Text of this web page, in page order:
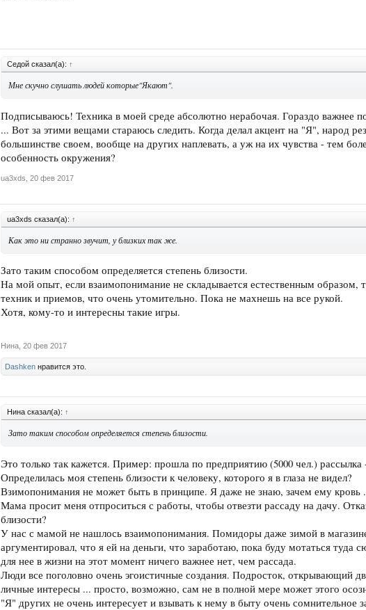
Седой сказал(а): ↑
Мне скучно слушать людей которые"Якают".
Подписываюсь! Техника в моей среде абсолютно нерабочая. Гораздо важнее
... Вот за этими вещами стараюсь следить. Когда делал акцент на "Я", народ
большинстве своем, вообще на других наплевать, а уж на их чувства - тем
особенность окружения?
ua3xds 20 фев 2017
ua3xds сказал(а): ↑
Как это ни странно звучит, у близких так же.
Зато таким способом определяется степень близости.
На мой опыт, если взаимопонимание не складывается естественным образом,
техник и приемов, что очень утомительно. Пока не махнешь на все рукой.
Хотя, кому-то и интересны такие игры.
Нина 20 фев 2017
Dashken нравится это.
Нина сказал(а): ↑
Зато таким способом определяется степень близости.
Это только так кажется. Пример: прошла по предприятию (5000 чел.)
Определилась моя степень близости к человеку, которого я в глаза не видел?
Взимопонимания не может быть в принципе. Я даже не знаю, зачем ему кровь
Мама просит меня отпроситься с работы, чтобы отвезти рассаду на дачу.
близости?
У нас с мамой не нашлось взаимопонимания. Помидоры даже зимой в
аргументировал, что я ей на деньги, что заработаю, пока буду мотаться туда
для нее в жизни на этот момент ничего важнее нет, чем рассада.
Люди все поголовно очень эгоистичные создания. Подросток, открывающий
личные интересы ... просто, возможно, сам не в полной мере может этого
"Я" других не очень интересует и взывать к нему в быту очень сомнительное